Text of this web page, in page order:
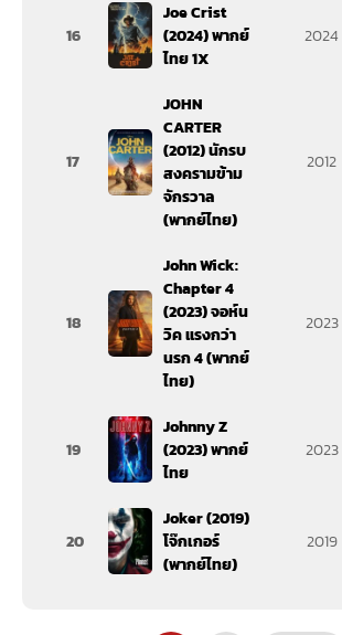
16
Joe Crist
(2024) พากย์
ไทย 1X
2024
17
JOHN
CARTER
(2012) นักรบ
สงครามข้าม
จักรวาล
(พากย์ไทย)
2012
18
John Wick:
Chapter 4
(2023) จอห์น
วิค แรงกว่า
นรก 4 (พากย์
ไทย)
2023
19
Johnny Z
(2023) พากย์
ไทย
2023
20
Joker (2019)
โจ๊กเกอร์
(พากย์ไทย)
2019